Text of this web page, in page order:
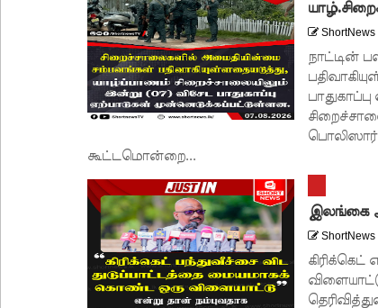
ShortNews
நாட்டின்
கூட்டமொன்றை...
இலங்கை
ShortNews